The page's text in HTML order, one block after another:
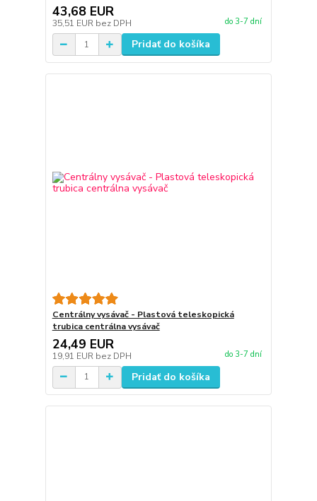
43,68 EUR
35,51 EUR bez DPH do 3-7 dní
Pridať do košíka
Centrálny vysávač - Plastová teleskopická
trubica centrálna vysávač
24,49 EUR
19,91 EUR bez DPH do 3-7 dní
Pridať do košíka